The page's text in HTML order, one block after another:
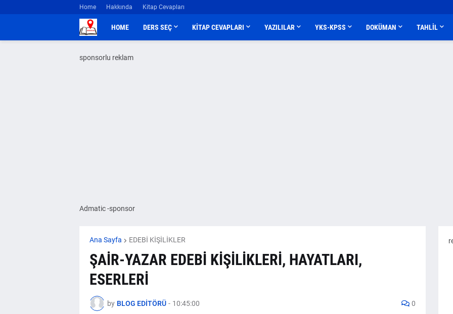
Home Hakkında Kitap Cevapları
HOME DERS SEÇ KİTAP CEVAPLARI YAZILILAR YKS-KPSS DOKÜMAN TAHLİL
sponsorlu reklam
Admatic -sponsor
Ana Sayfa EDEBİ KİŞİLİKLER
ŞAİR-YAZAR EDEBİ KİŞİLİKLERİ, HAYATLARI,
ESERLERİ
by BLOG EDİTÖRÜ - 10:45:00 0